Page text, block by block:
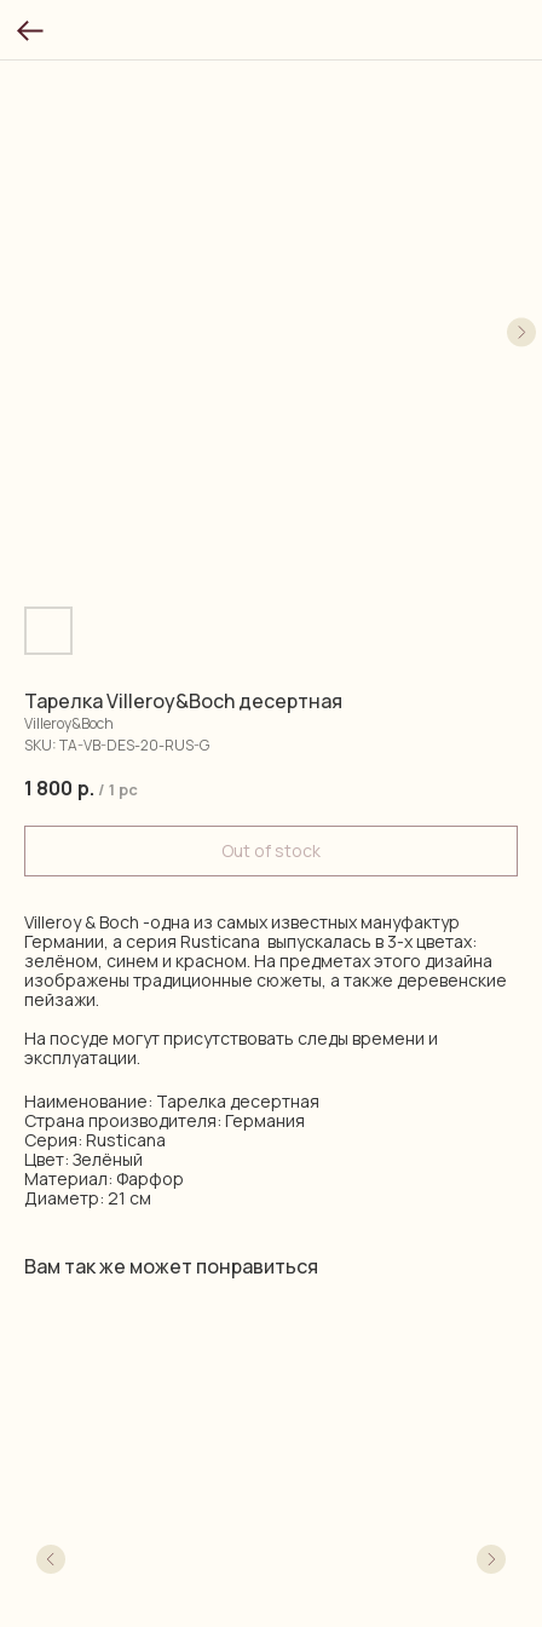
Тарелка Villeroy&Boch десертная
Villeroy&Boch
SKU:TA-VB-DES-20-RUS-G
1 800 р. / 1 pc
Out of stock
Villeroy & Boch -одна из самых известных мануфактур
Германии, а серия Rusticana выпускалась в 3-х цветах:
зелёном, синем и красном. На предметах этого дизайна
изображены традиционные сюжеты, а также деревенские
пейзажи.
На посуде могут присутствовать следы времени и
эксплуатации.
Наименование: Тарелка десертная
Страна производителя: Германия
Серия: Rusticana
Цвет: Зелёный
Материал: Фарфор
Диаметр: 21 см
Вам так же может понравиться